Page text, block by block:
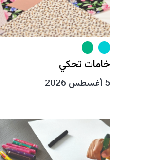
خامات تحكي
5 أغسطس 2026